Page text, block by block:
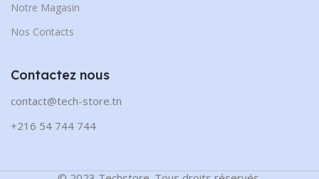
Notre Magasin
Nos Contacts
Contactez nous
contact@tech-store.tn
+216 54 744 744